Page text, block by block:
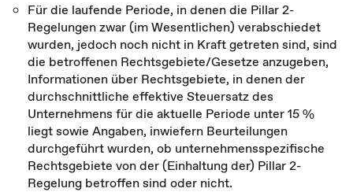
Für die laufende Periode, in denen die Pillar 2-
Regelungen zwar (im Wesentlichen) verabschiedet
wurden, jedoch noch nicht in Kraft getreten sind, sind
die betroffenen Rechtsgebiete/Gesetze anzugeben,
Informationen über Rechtsgebiete, in denen der
durchschnittliche effektive Steuersatz des
Unternehmens für die aktuelle Periode unter 15 %
liegt sowie Angaben, inwiefern Beurteilungen
durchgeführt wurden, ob unternehmensspezifische
Rechtsgebiete von der (Einhaltung der) Pillar 2-
Regelung betroffen sind oder nicht.